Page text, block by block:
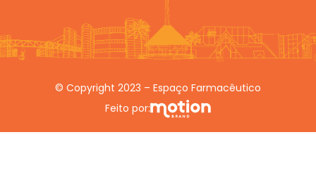
© Copyright 2023 – Espaço Farmacêutico
Feito por: